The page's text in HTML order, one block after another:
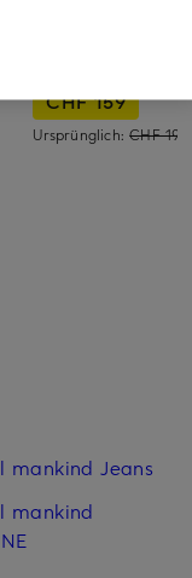
CHF 159
Ursprünglich:CHF 199
mankind Jeans
mankind